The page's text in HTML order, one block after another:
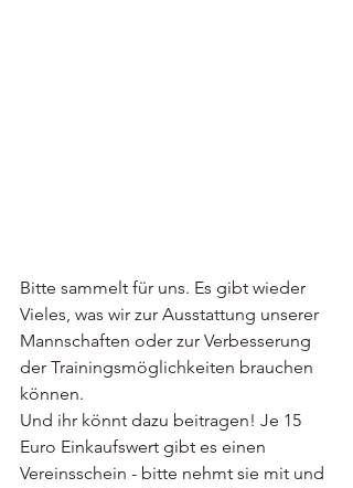
Bitte sammelt für uns. Es gibt wieder
Vieles, was wir zur Ausstattung unserer
Mannschaften oder zur Verbesserung
der Trainingsmöglichkeiten brauchen
können.
Und ihr könnt dazu beitragen! Je 15
Euro Einkaufswert gibt es einen
Vereinsschein - bitte nehmt sie mit und